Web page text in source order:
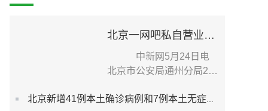
北京一网吧私自营业致疫情传播扩散 老板被刑事立案调查
中新网5月24日电
北京市公安局通州分局24
北京新增41例本土确诊病例和7例本土无症状感染者